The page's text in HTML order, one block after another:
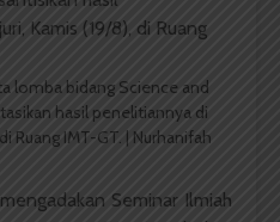
lomba bidang Science and
hasil penelitiannya di
Ruang IMT-GT. | Nurhanifah
Seminar Ilmiah